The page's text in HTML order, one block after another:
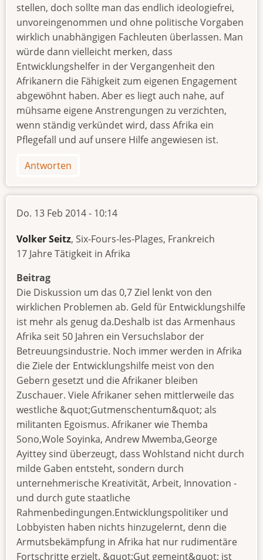
stellen, doch sollte man das endlich ideologiefrei,
unvoreingenommen und ohne politische Vorgaben
wirklich unabhängigen Fachleuten überlassen. Man
würde dann vielleicht merken, dass
Entwicklungshelfer in der Vergangenheit den
Afrikanern die Fähigkeit zum eigenen Engagement
abgewöhnt haben. Aber es liegt auch nahe, auf
mühsame eigene Anstrengungen zu verzichten,
wenn ständig verkündet wird, dass Afrika ein
Pflegefall und auf unsere Hilfe angewiesen ist.
Antworten
Do. 13 Feb 2014 - 10:14
Volker Seitz, Six-Fours-les-Plages, Frankreich
17 Jahre Tätigkeit in Afrika
Beitrag
Die Diskussion um das 0,7 Ziel lenkt von den
wirklichen Problemen ab. Geld für Entwicklungshilfe
ist mehr als genug da.Deshalb ist das Armenhaus
Afrika seit 50 Jahren ein Versuchslabor der
Betreuungsindustrie. Noch immer werden in Afrika
die Ziele der Entwicklungshilfe meist von den
Gebern gesetzt und die Afrikaner bleiben
Zuschauer. Viele Afrikaner sehen mittlerweile das
westliche &quot;Gutmenschentum&quot; als
militanten Egoismus. Afrikaner wie Themba
Sono,Wole Soyinka, Andrew Mwemba,George
Ayittey sind überzeugt, dass Wohlstand nicht durch
milde Gaben entsteht, sondern durch
unternehmerische Kreativität, Arbeit, Innovation -
und durch gute staatliche
Rahmenbedingungen.Entwicklungspolitiker und
Lobbyisten haben nichts hinzugelernt, denn die
Armutsbekämpfung in Afrika hat nur rudimentäre
Fortschritte erzielt. &quot;Gut gemeint&quot; ist